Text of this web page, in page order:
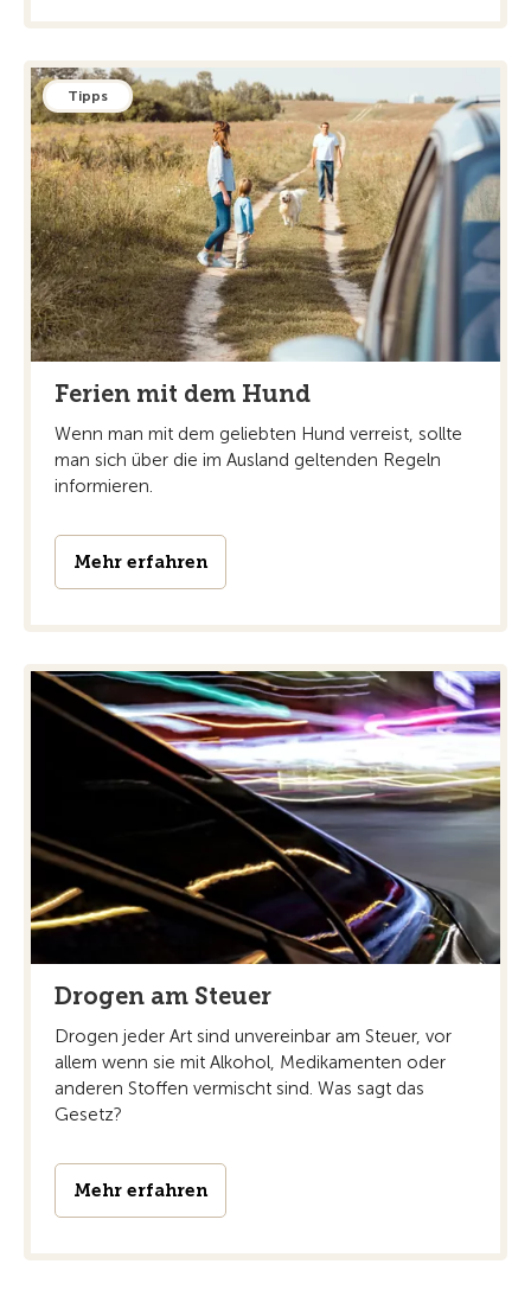
Tipps
Ferien mit dem Hund
Wenn man mit dem geliebten Hund verreist, sollte
man sich über die im Ausland geltenden Regeln
informieren.
Mehr erfahren
Drogen am Steuer
Drogen jeder Art sind unvereinbar am Steuer, vor
allem wenn sie mit Alkohol, Medikamenten oder
anderen Stoffen vermischt sind. Was sagt das
Gesetz?
Mehr erfahren